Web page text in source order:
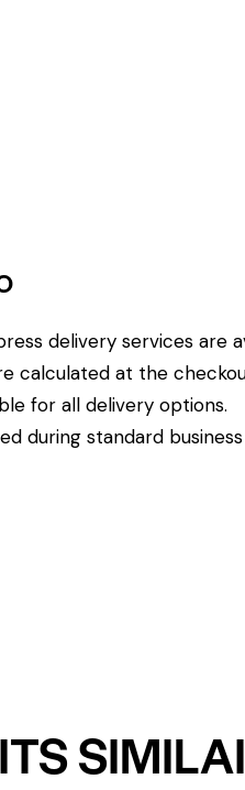
delivery services are
calculated at the
for all delivery options.
during standard business